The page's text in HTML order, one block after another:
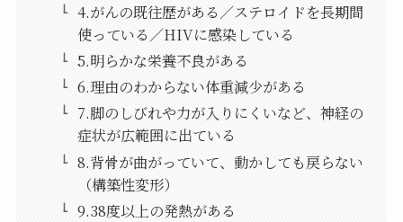
4.がんの既往歴がある／ステロイドを長期間
使っている／HIVに感染している
5.明らかな栄養不良がある
6.理由のわからない体重減少がある
7.脚のしびれや力が入りにくいなど、神経の
症状が広範囲に出ている
8.背骨が曲がっていて、動かしても戻らない
（構築性変形）
9.38度以上の発熱がある